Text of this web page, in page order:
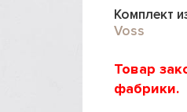
Комплект
Voss
Товар
фабрики.